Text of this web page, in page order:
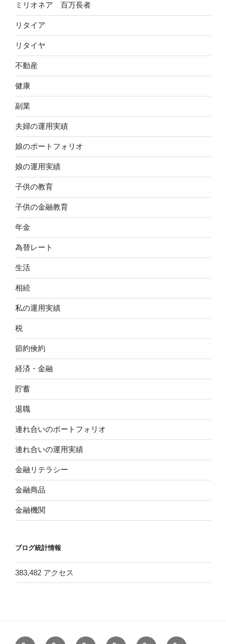
ミリオネア 百万長者
リタイア
リタイヤ
不動産
健康
副業
夫婦の運用実績
娘のポートフォリオ
娘の運用実績
子供の教育
子供の金融教育
年金
為替レート
生活
相続
私の運用実績
税
節約倹約
経済・金融
貯蓄
退職
連れ合いのポートフォリオ
連れ合いの運用実績
金融リテラシー
金融商品
金融機関
ブログ統計情報
383,482 アクセス